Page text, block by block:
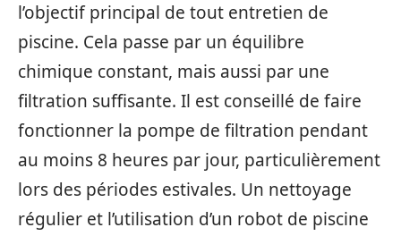
l’objectif principal de tout entretien de
piscine. Cela passe par un équilibre
chimique constant, mais aussi par une
filtration suffisante. Il est conseillé de faire
fonctionner la pompe de filtration pendant
au moins 8 heures par jour, particulièrement
lors des périodes estivales. Un nettoyage
régulier et l’utilisation d’un robot de piscine